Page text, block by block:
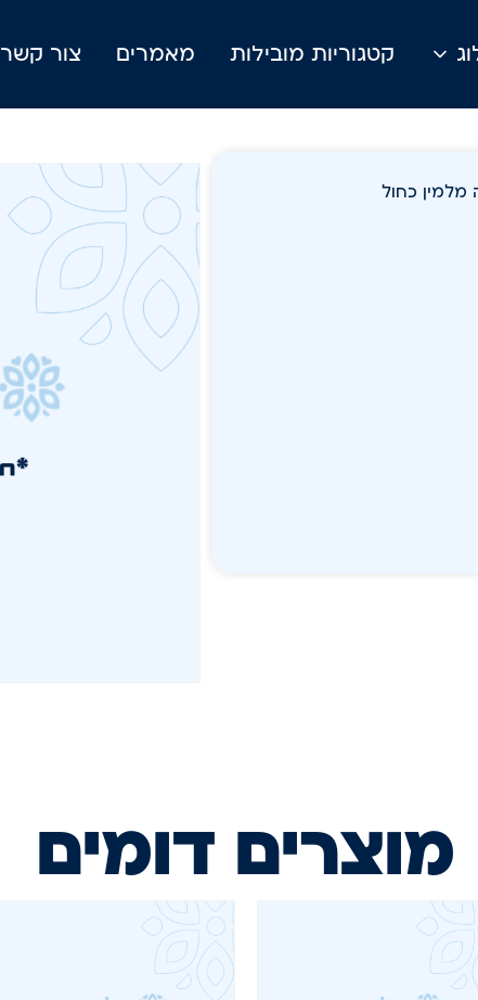
קטגוריות מובילות מאמרים צור קשר
מלמין כחול
מוצרים דומים